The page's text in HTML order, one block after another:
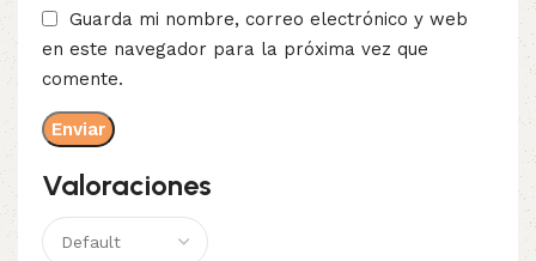
Valoraciones
Guarda mi nombre, correo electrónico y web
en este navegador para la próxima vez que
comente.